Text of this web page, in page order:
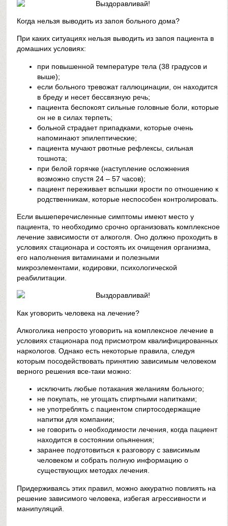
Когда нельзя выводить из запоя больного дома?
При каких ситуациях нельзя выводить из запоя пациента в
домашних условиях:
при повышенной температуре тела (38 градусов и
выше);
если больного тревожат галлюцинации, он находится
в бреду и несет бессвязную речь;
пациента беспокоят сильные головные боли, которые
он не в силах терпеть;
больной страдает припадками, которые очень
напоминают эпилептические;
пациента мучают рвотные рефлексы, сильная
тошнота;
при белой горячке (наступление осложнения
возможно спустя 24 – 57 часов);
пациент переживает вспышки ярости по отношению к
родственникам, которые неспособен контролировать.
Если вышеперечисленные симптомы имеют место у
пациента, то необходимо срочно организовать комплексное
лечение зависимости от алкоголя. Оно должно проходить в
условиях стационара и состоять их очищения организма,
его наполнения витаминами и полезными
микроэлементами, кодировки, психологической
реабилитации.
Как уговорить человека на лечение?
Алкоголика непросто уговорить на комплексное лечение в
условиях стационара под присмотром квалифицированных
наркологов. Однако есть некоторые правила, следуя
которым посодействовать принятию зависимым человеком
верного решения все-таки можно:
исключить любые потакания желаниям больного;
не покупать, не угощать спиртными напитками;
не употреблять с пациентом спиртосодержащие
напитки для компании;
не говорить о необходимости лечения, когда пациент
находится в состоянии опьянения;
заранее подготовиться к разговору с зависимым
человеком и собрать полную информацию о
существующих методах лечения.
Придерживаясь этих правил, можно аккуратно повлиять на
решение зависимого человека, избегая агрессивности и
манипуляций.